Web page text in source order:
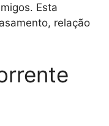
Esta
relação